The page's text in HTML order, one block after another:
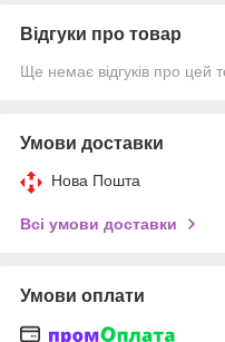
Відгуки про товар
Ще немає відгуків про цей
Умови доставки
Нова Пошта
Всі умови доставки
Умови оплати